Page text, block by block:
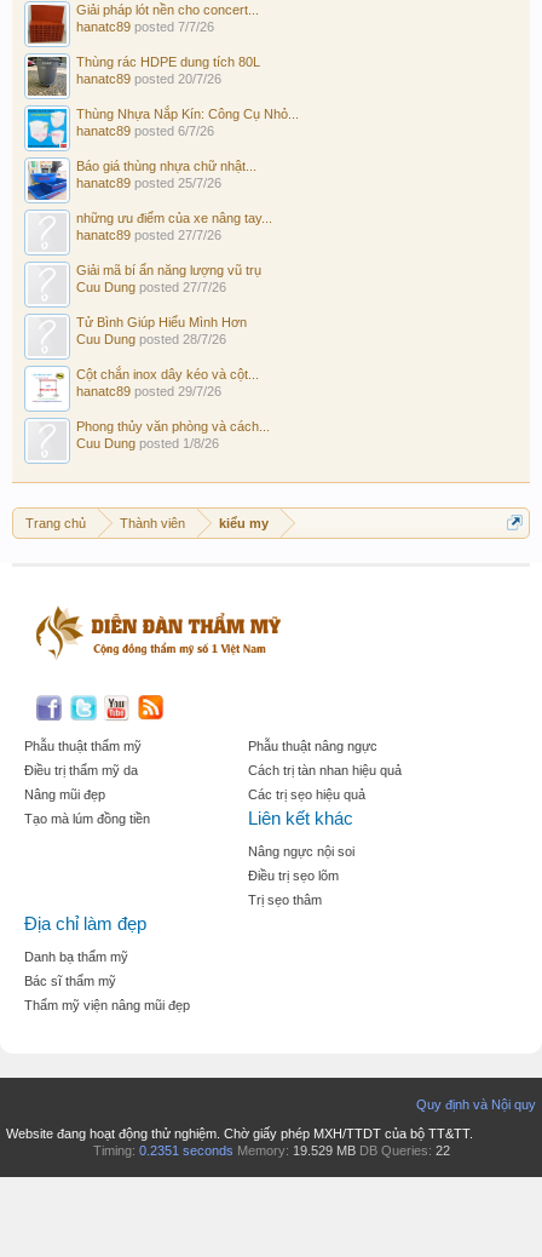
Giải pháp lót nền cho concert...
hanatc89 posted 7/7/26
Thùng rác HDPE dung tích 80L
hanatc89 posted 20/7/26
Thùng Nhựa Nắp Kín: Công Cụ Nhỏ...
hanatc89 posted 6/7/26
Báo giá thùng nhựa chữ nhật...
hanatc89 posted 25/7/26
những ưu điểm của xe nâng tay...
hanatc89 posted 27/7/26
Giải mã bí ẩn năng lượng vũ trụ
Cuu Dung posted 27/7/26
Tử Bình Giúp Hiểu Mình Hơn
Cuu Dung posted 28/7/26
Cột chắn inox dây kéo và cột...
hanatc89 posted 29/7/26
Phong thủy văn phòng và cách...
Cuu Dung posted 1/8/26
Trang chủ Thành viên kiểu my
Phẫu thuật thẩm mỹ
Điều trị thẩm mỹ da
Nâng mũi đẹp
Tạo mà lúm đồng tiền
Phẫu thuật nâng ngực
Cách trị tàn nhan hiệu quả
Các trị sẹo hiệu quả
Liên kết khác
Nâng ngực nội soi
Điều trị sẹo lõm
Trị sẹo thâm
Địa chỉ làm đẹp
Danh bạ thẩm mỹ
Bác sĩ thẩm mỹ
Thẩm mỹ viện nâng mũi đẹp
Quy định và Nội quy
Website đang hoạt động thử nghiệm. Chờ giấy phép MXH/TTDT của bộ TT&TT.
Timing: 0.2351 seconds Memory: 19.529 MB DB Queries: 22